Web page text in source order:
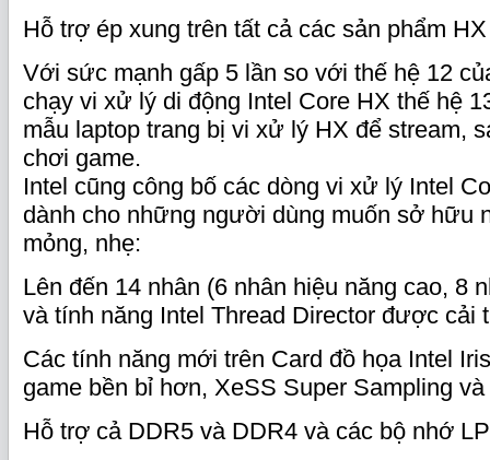
Hỗ trợ ép xung trên tất cả các sản phẩm
Với sức mạnh gấp 5 lần so với thế hệ 12
chạy vi xử lý di động Intel Core HX thế hệ
mẫu laptop trang bị vi xử lý HX để stream,
chơi game.
Intel cũng công bố các dòng vi xử lý Intel
dành cho những người dùng muốn sở hữu
mỏng, nhẹ:
Lên đến 14 nhân (6 nhân hiệu năng cao, 8
và tính năng Intel Thread Director được cải
Các tính năng mới trên Card đồ họa Intel
game bền bỉ hơn, XeSS Super Sampling
Hỗ trợ cả DDR5 và DDR4 và các bộ nhớ